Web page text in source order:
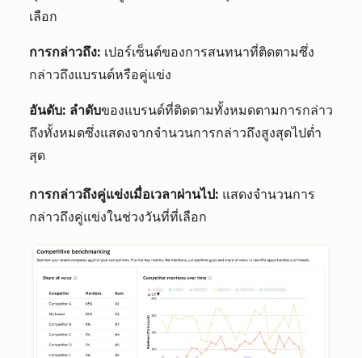
เลือก
การกล่าวถึง: เปอร์เซ็นต์ของการสนทนาที่ติดตามซึ่ง
กล่าวถึงแบรนด์หรือคู่แข่ง
อันดับ: ลำดับของแบรนด์ที่ติดตามทั้งหมดตามการกล่าว
ถึงทั้งหมดซึ่งแสดงจากจำนวนการกล่าวถึงสูงสุดไปต่ำ
สุด
การกล่าวถึงคู่แข่งเมื่อเวลาผ่านไป: แสดงจำนวนการ
กล่าวถึงคู่แข่งในช่วงวันที่ที่เลือก